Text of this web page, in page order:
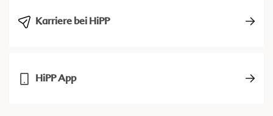
Karriere bei HiPP
HiPP App